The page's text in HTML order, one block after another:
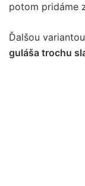
potom pridáme
Ďalšou
guláša trochu